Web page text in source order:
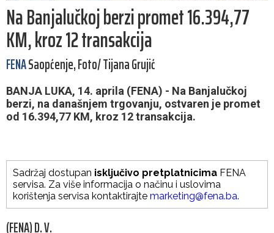
Na Banjalučkoj berzi promet 16.394,77
KM, kroz 12 transakcija
FENASaopćenje, Foto/ Tijana Grujić
BANJA LUKA, 14. aprila (FENA) - Na Banjalučkoj
berzi, na današnjem trgovanju, ostvaren je promet
od 16.394,77 KM, kroz 12 transakcija.
Sadržaj dostupan isključivo pretplatnicima FENA
servisa. Za više informacija o načinu i uslovima
korištenja servisa kontaktirajte marketing@fena.ba.
(FENA) D. V.